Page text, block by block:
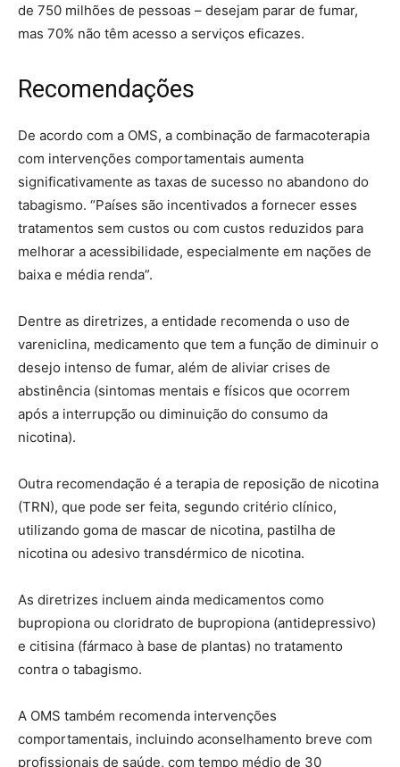
de 750 milhões de pessoas – desejam parar de fumar,
mas 70% não têm acesso a serviços eficazes.
Recomendações
De acordo com a OMS, a combinação de farmacoterapia
com intervenções comportamentais aumenta
significativamente as taxas de sucesso no abandono do
tabagismo. “Países são incentivados a fornecer esses
tratamentos sem custos ou com custos reduzidos para
melhorar a acessibilidade, especialmente em nações de
baixa e média renda”.
Dentre as diretrizes, a entidade recomenda o uso de
vareniclina, medicamento que tem a função de diminuir o
desejo intenso de fumar, além de aliviar crises de
abstinência (sintomas mentais e físicos que ocorrem
após a interrupção ou diminuição do consumo da
nicotina).
Outra recomendação é a terapia de reposição de nicotina
(TRN), que pode ser feita, segundo critério clínico,
utilizando goma de mascar de nicotina, pastilha de
nicotina ou adesivo transdérmico de nicotina.
As diretrizes incluem ainda medicamentos como
bupropiona ou cloridrato de bupropiona (antidepressivo)
e citisina (fármaco à base de plantas) no tratamento
contra o tabagismo.
A OMS também recomenda intervenções
comportamentais, incluindo aconselhamento breve com
profissionais de saúde, com tempo médio de 30